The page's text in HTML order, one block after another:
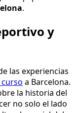
las experiencias
a Barcelona.
la historia del
y social del
es un
deportiva con